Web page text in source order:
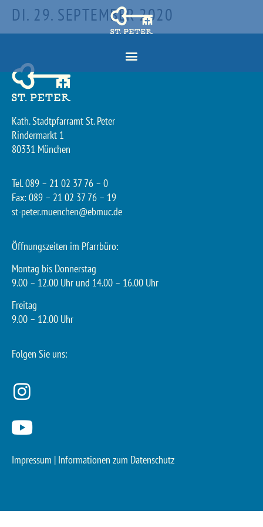
DI. 29. SEPTEMBER 2020
Kath. Stadtpfarramt St. Peter
Rindermarkt 1
80331 München
Tel. 089 – 21 02 37 76 – 0
Fax: 089 – 21 02 37 76 – 19
st-peter.muenchen@ebmuc.de
Öffnungszeiten im Pfarrbüro:
Montag bis Donnerstag
9.00 – 12.00 Uhr und 14.00 – 16.00 Uhr
Freitag
9.00 – 12.00 Uhr
Folgen Sie uns:
Impressum | Informationen zum Datenschutz